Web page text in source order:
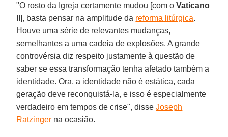
"O rosto da Igreja certamente mudou [com oVaticano
II], basta pensar na amplitude da reforma litúrgica.
Houve uma série de relevantes mudanças,
semelhantes a uma cadeia de explosões. A grande
controvérsia diz respeito justamente à questão de
saber se essa transformação tenha afetado também a
identidade. Ora, a identidade não é estática, cada
geração deve reconquistá-la, e isso é especialmente
verdadeiro em tempos de crise", disseJoseph
Ratzinger na ocasião.